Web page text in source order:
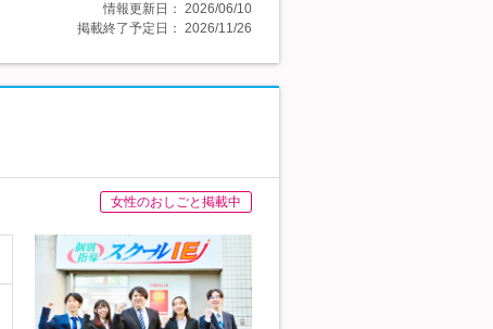
情報更新日： 2026/06/10
掲載終了予定日： 2026/11/26
女性のおしごと掲載中